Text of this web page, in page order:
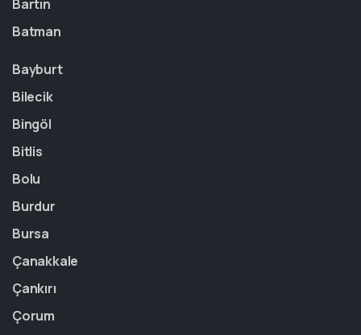
Bartın
Batman
Bayburt
Bilecik
Bingöl
Bitlis
Bolu
Burdur
Bursa
Çanakkale
Çankırı
Çorum